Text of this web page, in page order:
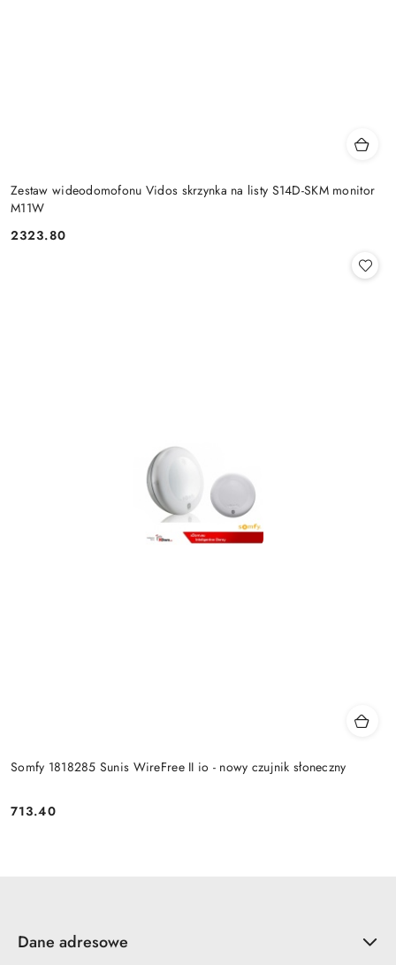
Zestaw wideodomofonu Vidos skrzynka na listy S14D-SKM monitor
M11W
Cena:
2323.80
Somfy 1818285 Sunis WireFree II io - nowy czujnik słoneczny
Cena:
713.40
Dane adresowe